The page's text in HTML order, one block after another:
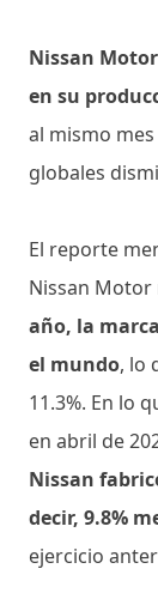
Nissan
en su
al mismo
globales
El reporte
Nissan Motor
año, la
el mundo, lo
11.3%. En lo
en abril de
Nissan
decir, 9.8%
ejercicio